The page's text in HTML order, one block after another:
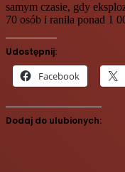
samym czasie, gdy
70 osób i raniła ponad 1
Udostępnij:
Facebook
Dodaj do ulubionych: